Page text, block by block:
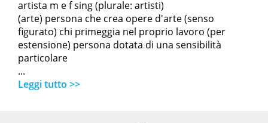
artista m e f sing (plurale: artisti)
(arte) persona che crea opere d'arte (senso
figurato) chi primeggia nel proprio lavoro (per
estensione) persona dotata di una sensibilità
particolare
...
Leggi tutto >>